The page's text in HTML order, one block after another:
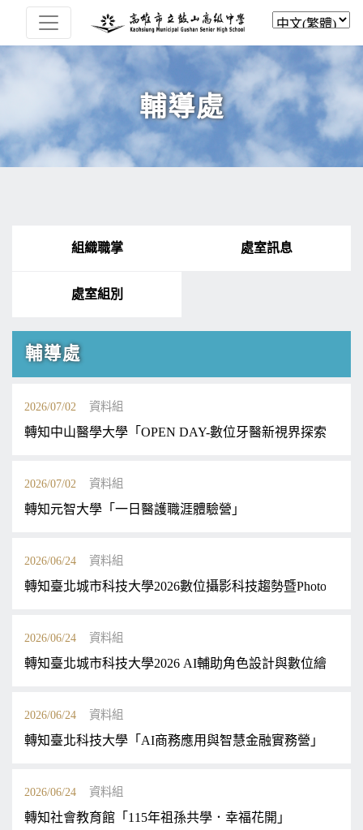
輔導處
組織職掌 處室訊息
處室組別
輔導處
2026/07/02 資料組
轉知中山醫學大學「OPEN DAY-數位牙醫新視界探索」
2026/07/02 資料組
轉知元智大學「一日醫護職涯體驗營」
2026/06/24 資料組
轉知臺北城市科技大學2026數位攝影科技趨勢暨
2026/06/24 資料組
轉知臺北城市科技大學2026 AI輔助角色設計與數位繪圖創
2026/06/24 資料組
轉知臺北科技大學「AI商務應用與智慧金融實務營」
2026/06/24 資料組
轉知社會教育館「115年祖孫共學．幸福花開」